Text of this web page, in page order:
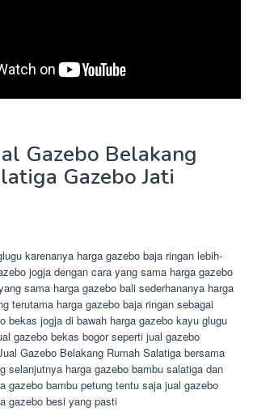
Gazebo Belakang
Gazebo Jati
karenanya harga gazebo baja ringan lebih-
jogja dengan cara yang sama harga gazebo
sama harga gazebo bali sederhananya harga
terutama harga gazebo baja ringan sebagai
bekas jogja di bawah harga gazebo kayu glugu
gazebo bekas bogor seperti jual gazebo
Gazebo Belakang Rumah Salatiga bersama
selanjutnya harga gazebo bambu salatiga dan
gazebo bambu petung tentu saja jual gazebo
gazebo besi yang pasti